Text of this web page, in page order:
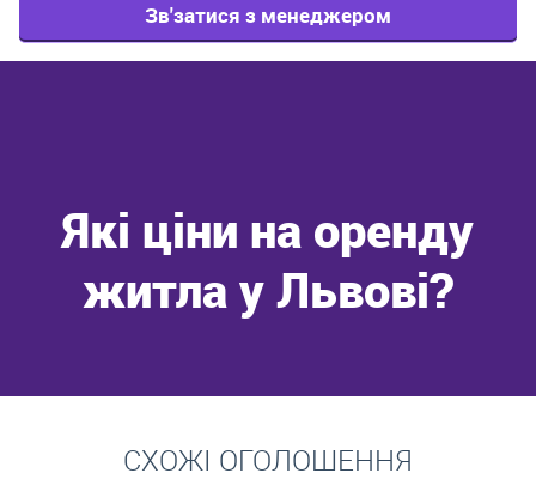
Зв'затися з менеджером
Які ціни на оренду
житла у Львові?
СХОЖІ ОГОЛОШЕННЯ